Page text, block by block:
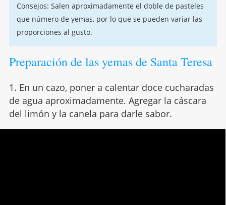
Consejos: Salen aproximadamente el doble de pasteles
que número de yemas, por lo que se pueden variar las
proporciones al gusto.
Preparación de las yemas de Santa Teresa
1. En un cazo, poner a calentar doce cucharadas
de agua aproximadamente. Agregar la cáscara
del limón y la canela para darle sabor.